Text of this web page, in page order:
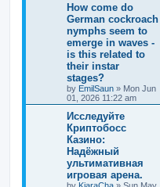
How come do
German cockroach
nymphs seem to
emerge in waves -
is this related to
their instar
stages?
by EmilSaun » Mon Jun
01, 2026 11:22 am
Исследуйте
Криптобосс
Казино:
Надёжный
ультимативная
игровая арена.